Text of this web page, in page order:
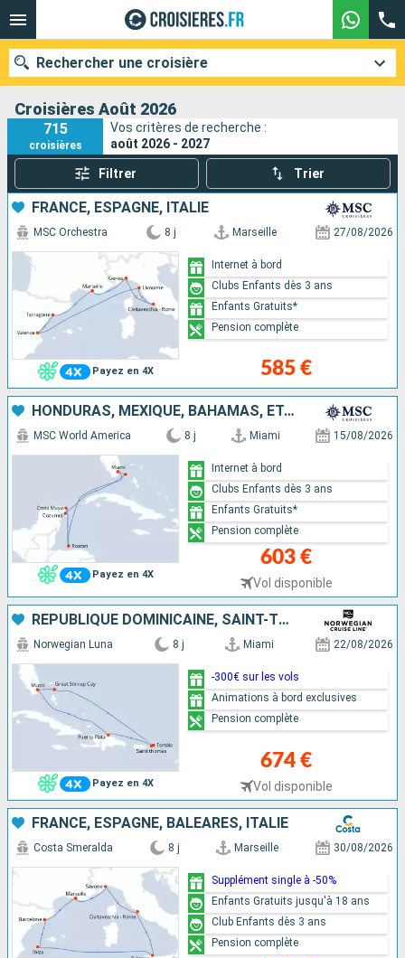
Rechercher une croisière
Nos destinations
Mois de départ
Rechercher
Croisières Août 2026
715
croisières
Vos critères de recherche :
août 2026 - 2027
Filtrer Trier
FRANCE, ESPAGNE, ITALIE
Payez en 4X
MSC Orchestra 8 j Marseille 27/08/2026
585 €
Internet à bord
Clubs Enfants dès 3 ans
Enfants Gratuits*
Pension complète
HONDURAS, MEXIQUE, BAHAMAS, ÉTATS-UNIS
Payez en 4X
MSC World America 8 j Miami 15/08/2026
603 €
Vol disponible
Internet à bord
Clubs Enfants dès 3 ans
Enfants Gratuits*
Pension complète
RÉPUBLIQUE DOMINICAINE, SAINT-THOMAS, TORTOLA, BAHAMAS, ÉTATS-UNIS
Payez en 4X
Norwegian Luna 8 j Miami 22/08/2026
674 €
Vol disponible
-300€ sur les vols
Animations à bord exclusives
Pension complète
FRANCE, ESPAGNE, BALÉARES, ITALIE
Costa Smeralda 8 j Marseille 30/08/2026
Supplément single à -50%
Enfants Gratuits jusqu'à 18 ans
Club Enfants dès 3 ans
Pension complète